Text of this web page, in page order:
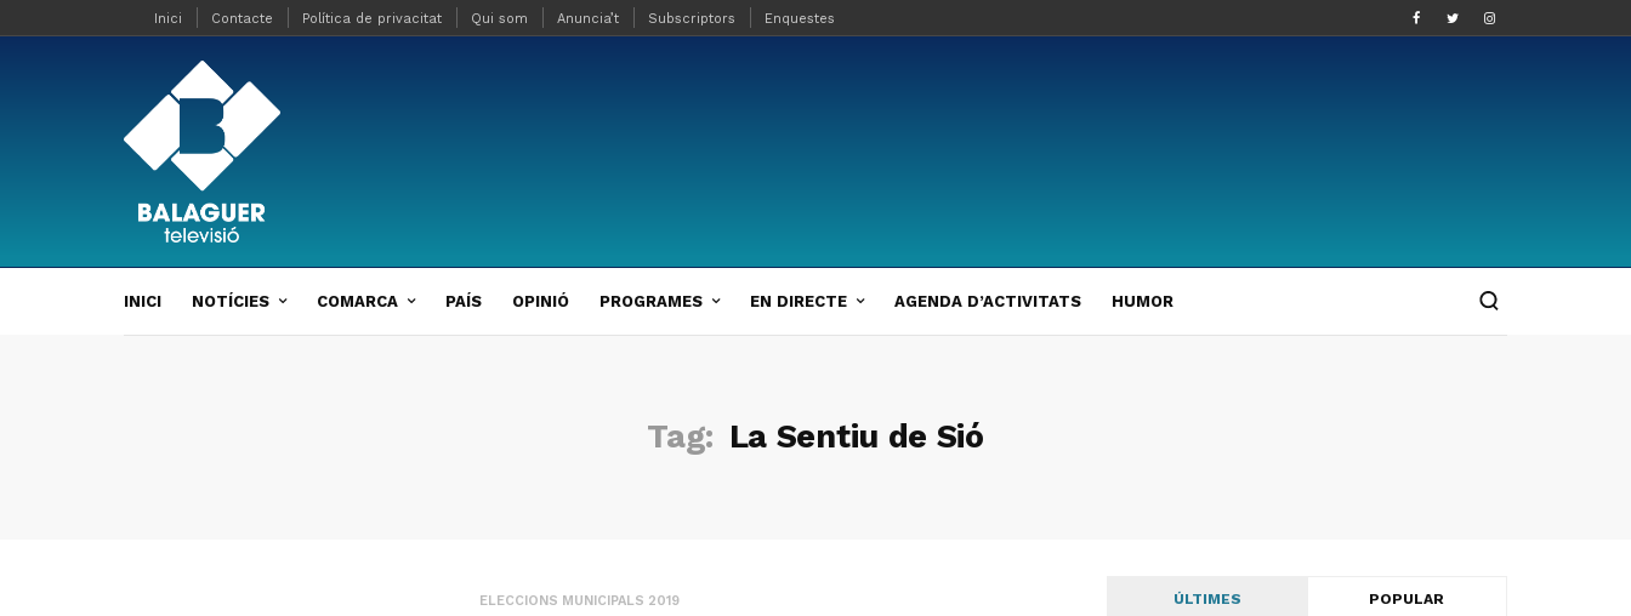
Inici Contacte Política de privacitat Qui som Anuncia’t Subscriptors Enquestes
INICI NOTÍCIES COMARCA PAÍS OPINIÓ PROGRAMES EN DIRECTE AGENDA D’ACTIVITATS HUMOR
Tag: La Sentiu de Sió
ELECCIONS MUNICIPALS 2019 ÚLTIMES POPULAR